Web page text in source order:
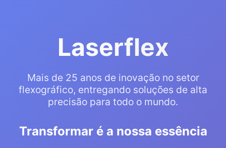
Laserflex
Mais de 25 anos de inovação no setor
flexográfico, entregando soluções de alta
precisão para todo o mundo.
Transformar é a nossa essência